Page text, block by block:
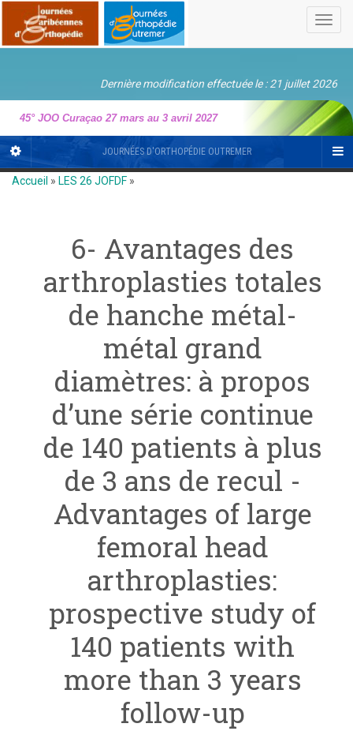
Dernière modification effectuée le : 21 juillet 2026
45° JOO Curaçao 27 mars au 3 avril 2027
JOURNÉES D'ORTHOPÉDIE OUTREMER
Accueil » LES 26 JOFDF »
6- Avantages des
arthroplasties totales
de hanche métal-
métal grand
diamètres: à propos
d’une série continue
de 140 patients à plus
de 3 ans de recul -
Advantages of large
femoral head
arthroplasties:
prospective study of
140 patients with
more than 3 years
follow-up